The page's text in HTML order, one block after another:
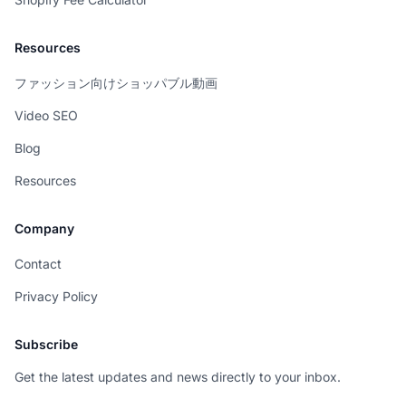
Resources
ファッション向けショッパブル動画
Video SEO
Blog
Resources
Company
Contact
Privacy Policy
Subscribe
Get the latest updates and news directly to your inbox.